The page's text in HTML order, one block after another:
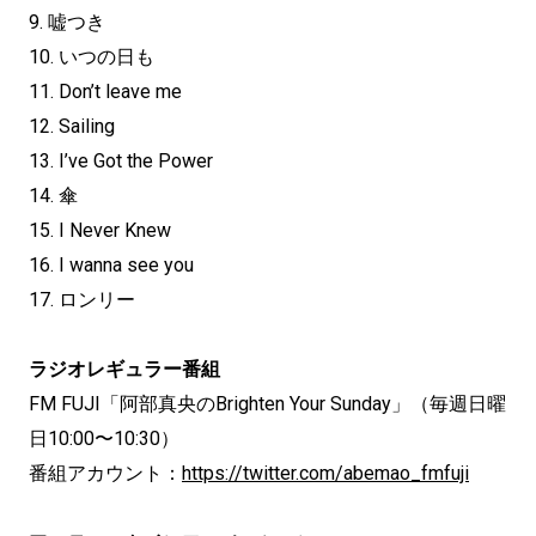
9. 嘘つき
10. いつの日も
11. Don’t leave me
12. Sailing
13. I’ve Got the Power
14. 傘
15. I Never Knew
16. I wanna see you
17. ロンリー
ラジオレギュラー番組
FM FUJI「阿部真央のBrighten Your Sunday」（毎週日曜
日10:00〜10:30）
番組アカウント： https://twitter.com/abemao_fmfuji